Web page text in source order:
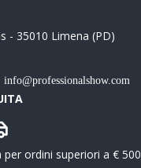
- 35010 Limena (PD)
info@professionalshow.com
ordini superiori a € 500